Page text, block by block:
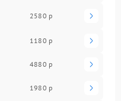
2580 р
1180 р
4880 р
1980 р